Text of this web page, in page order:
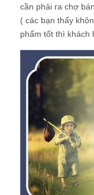
cần phải ra chợ
( các bạn thấy
phẩm tốt thì khách